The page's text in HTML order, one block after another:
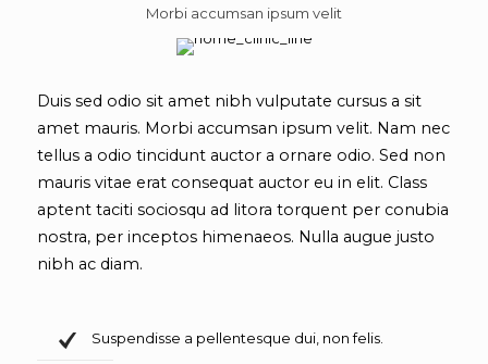
Morbi accumsan ipsum velit
Duis sed odio sit amet nibh vulputate cursus a sit
amet mauris. Morbi accumsan ipsum velit. Nam nec
tellus a odio tincidunt auctor a ornare odio. Sed non
mauris vitae erat consequat auctor eu in elit. Class
aptent taciti sociosqu ad litora torquent per conubia
nostra, per inceptos himenaeos. Nulla augue justo
nibh ac diam.
Suspendisse a pellentesque dui, non felis.